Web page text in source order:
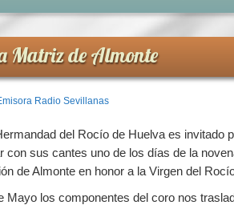
Matriz de Almonte
Emisora Radio Sevillanas
del Rocío de Huelva es invitado
con sus cantes uno de los días de la
de Almonte en honor a la Virgen del
Mayo los componentes del coro nos